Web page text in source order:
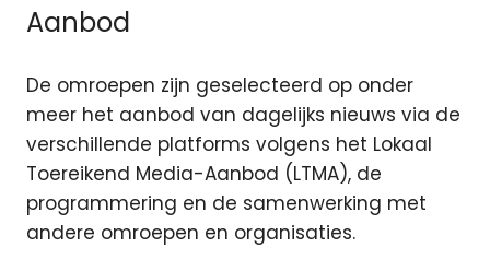
Aanbod
De omroepen zijn geselecteerd op onder
meer het aanbod van dagelijks nieuws via de
verschillende platforms volgens het Lokaal
Toereikend Media-Aanbod (LTMA), de
programmering en de samenwerking met
andere omroepen en organisaties.